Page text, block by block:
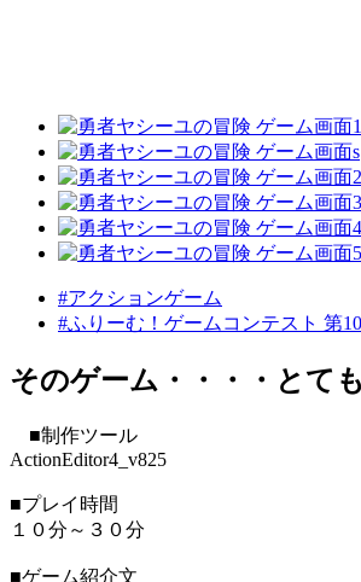
#アクションゲーム
#ふりーむ！ゲームコンテスト 第
そのゲーム・・・・とて
■制作ツール
ActionEditor4_v825
■プレイ時間
１０分～３０分
■ゲーム紹介文